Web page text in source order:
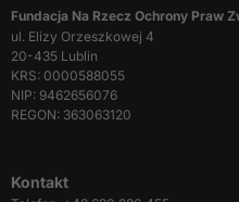
Fundacja Na Rzecz Ochrony Praw
ul. Elizy Orzeszkowej 4
20-435 Lublin
KRS: 0000588055
NIP: 9462656076
REGON: 363063120
Kontakt